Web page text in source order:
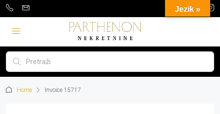
Home Invoice 15717
Jezik »